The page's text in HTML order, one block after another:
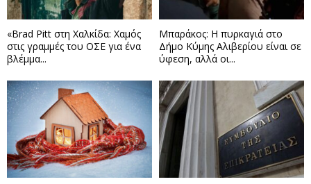
«Brad Pitt στη Χαλκίδα: Χαμός
στις γραμμές του ΟΣΕ για ένα
βλέμμα...
Μπαράκος: Η πυρκαγιά στο
Δήμο Κύμης Αλιβερίου είναι σε
ύφεση, αλλά οι...